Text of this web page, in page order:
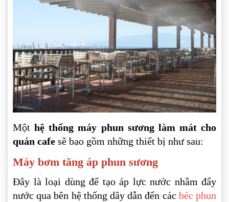
Mộthệ thống máy phun sương làm mát cho
quán cafe sẽ bao gồm những thiết bị như sau:
Máy bơm tăng áp phun sương
Đây là loại dùng để tạo áp lực nước nhằm đẩy
nước qua bên hệ thống dây dẫn đến các béc phun